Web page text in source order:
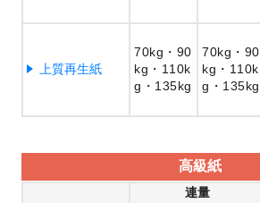
上質再生紙
70kg
90
kg
110k
g
135kg
70kg
90
kg
110k
g
135kg
高級紙
連量